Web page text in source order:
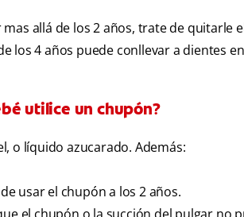
allá de los 2 años, trate de quitarle
los 4 años puede conllevar a dientes
utilice un chupón?
o líquido azucarado. Además:
usar el chupón a los 2 años.